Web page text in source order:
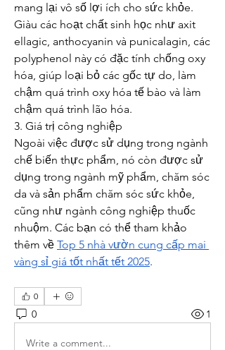
mang lại vô số lợi ích cho sức khỏe.
Giàu các hoạt chất sinh học như axit
ellagic, anthocyanin và punicalagin, các
polyphenol này có đặc tính chống oxy
hóa, giúp loại bỏ các gốc tự do, làm
chậm quá trình oxy hóa tế bào và làm
chậm quá trình lão hóa.
3. Giá trị công nghiệp
Ngoài việc được sử dụng trong ngành
chế biến thực phẩm, nó còn được sử
dụng trong ngành mỹ phẩm, chăm sóc
da và sản phẩm chăm sóc sức khỏe,
cũng như ngành công nghiệp thuốc
nhuộm. Các bạn có thể tham khảo
thêm về Top 5 nhà vườn cung cấp mai
vàng sỉ giá tốt nhất tết 2025.
0
0 1
Write a comment...